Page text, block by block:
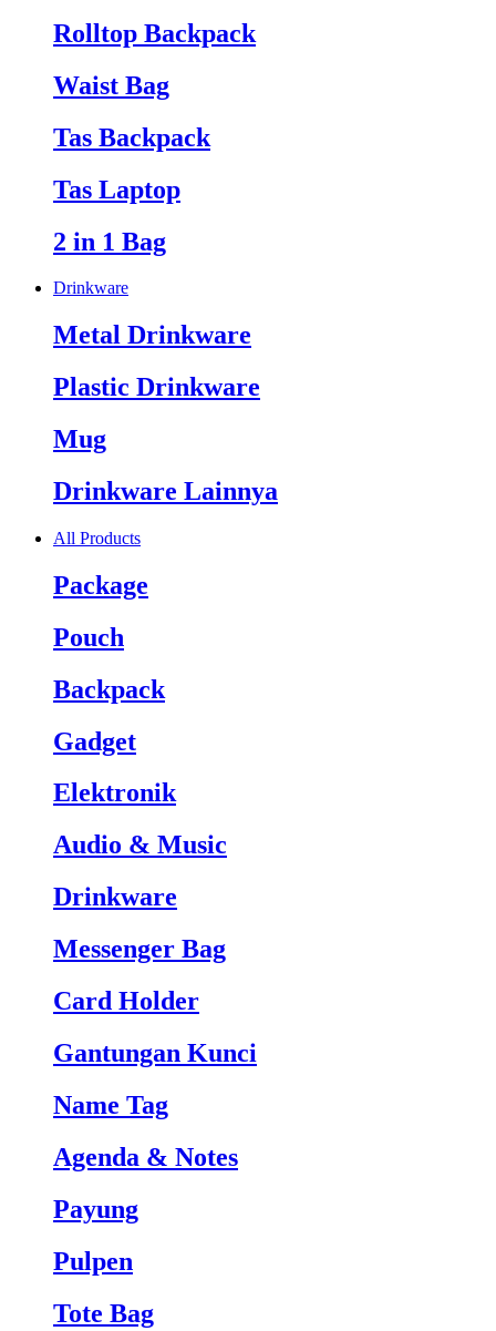
Rolltop Backpack
Waist Bag
Tas Backpack
Tas Laptop
2 in 1 Bag
Drinkware
Metal Drinkware
Plastic Drinkware
Mug
Drinkware Lainnya
All Products
Package
Pouch
Backpack
Gadget
Elektronik
Audio & Music
Drinkware
Messenger Bag
Card Holder
Gantungan Kunci
Name Tag
Agenda & Notes
Payung
Pulpen
Tote Bag